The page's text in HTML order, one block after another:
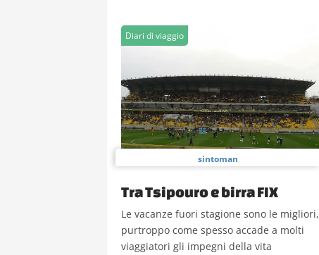
Diari di viaggio
sintoman
Tra Tsipouro e birra FIX
Le vacanze fuori stagione sono le migliori,
purtroppo come spesso accade a molti
viaggiatori gli impegni della vita